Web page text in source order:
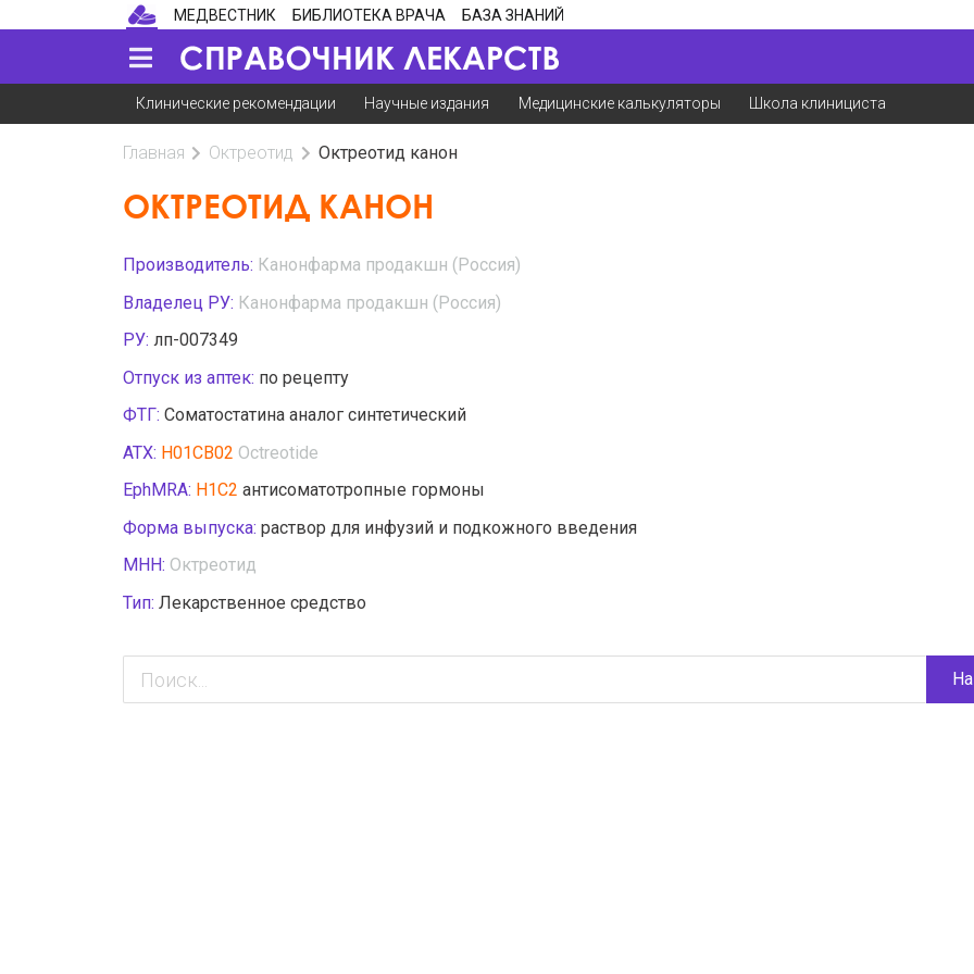
МЕДВЕСТНИК БИБЛИОТЕКА ВРАЧА БАЗА ЗНАНИЙ
Клинические рекомендации Научные издания Медицинские калькуляторы Школа клинициста
Главная Октреотид Октреотид канон
ОКТРЕОТИД КАНОН
Производитель: Канонфарма продакшн (Россия)
Владелец РУ: Канонфарма продакшн (Россия)
РУ: лп-007349
Отпуск из аптек: по рецепту
ФТГ: Соматостатина аналог синтетический
АТХ: H01CB02 Octreotide
EphMRA: H1C2 антисоматотропные гормоны
Форма выпуска: раствор для инфузий и подкожного введения
МНН: Октреотид
Тип: Лекарственное средство